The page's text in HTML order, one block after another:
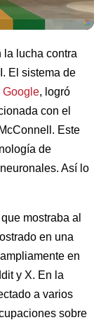
la lucha contra
El sistema de
Google, logró
con el
Este
de
Así lo
mostraba al
en una
en
y X. En la
a varios
sobre